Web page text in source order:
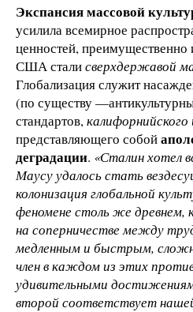
Экспансия массовой
усилила всемирное
ценностей, преимущественно
США сталисверхдержавой
Глобализация служит
(по существу
стандартов,
представляющего собой
деградации. «Сталин хотел
Маусу удалось стать
колонизация глобальной
феномене столь же древнем,
на соперничестве между
медленным и быстрым,
член в каждом из этих
удивительными
второй соответствует